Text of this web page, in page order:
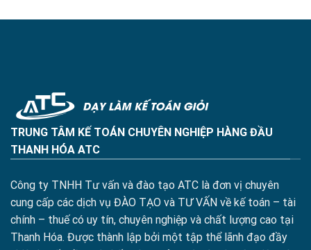
TRUNG TÂM KẾ TOÁN CHUYÊN NGHIỆP HÀNG ĐẦU
THANH HÓA ATC
Công ty TNHH Tư vấn và đào tạo ATC là đơn vị chuyên
cung cấp các dịch vụ ĐÀO TẠO và TƯ VẤN về kế toán – tài
chính – thuế có uy tín, chuyên nghiệp và chất lượng cao tại
Thanh Hóa. Được thành lập bởi một tập thể lãnh đạo đầy